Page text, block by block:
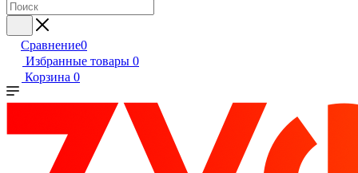
Сравнение0
Избранные товары 0
Корзина 0